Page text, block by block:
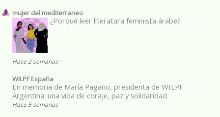
mujer del mediterraneo
¿Porqué leer literatura feminista árabe?
Hace 2 semanas
WILPF España
En memoria de María Pagano, presidenta de WILPF
Argentina: una vida de coraje, paz y solidaridad
Hace 5 semanas